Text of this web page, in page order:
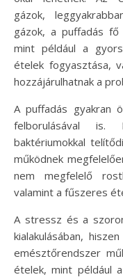
gázok,
gázok, a puffadás fő
mint például a
ételek fogyasztása,
hozzájárulhatnak a
A puffadás gyakran
felborulásával
baktériumokkal
működnek
nem megfelelő
valamint a fűszeres
A stressz és a
kialakulásában,
emésztőrendszer
ételek, mint például